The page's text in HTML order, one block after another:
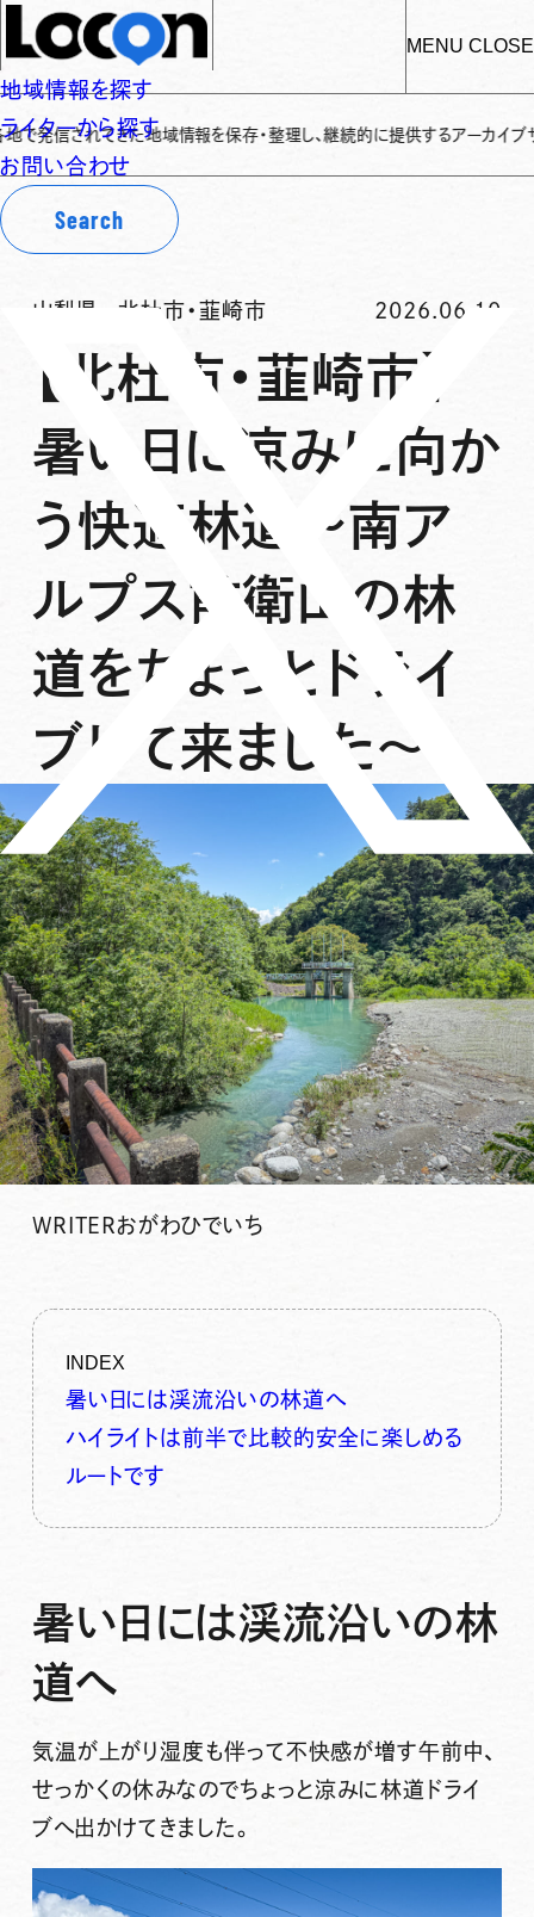
MENU CLOSE
地域情報を探す
ライターから探す
お問い合わせ
Search
きた地域情報を保存・整理し、継続的に提供するアーカイブサイトです✌
山梨県 -北杜市・韮崎市 2026.06.10
【北杜市・韮崎市】
暑い日に涼みに向か
う快適林道〜南ア
ルプス前衛山の林
道をちょっとドライ
ブして来ました〜
WRITERおがわひでいち
INDEX
暑い日には渓流沿いの林道へ
ハイライトは前半で比較的安全に楽しめる
ルートです
暑い日には渓流沿いの林
道へ
気温が上がり湿度も伴って不快感が増す午前中、
せっかくの休みなのでちょっと涼みに林道ドライ
ブへ出かけてきました。